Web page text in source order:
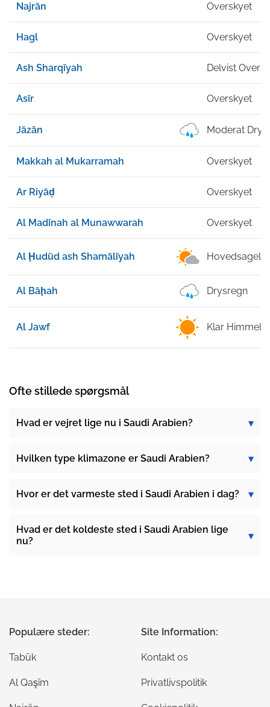
Najrān Overskyet
Hagl Overskyet
Ash Sharqīyah Delvist
Asīr Overskyet
Jāzān Moderat
Makkah al Mukarramah Overskyet
Ar Riyāḑ Overskyet
Al Madīnah al Munawwarah Overskyet
Al Ḩudūd ash Shamālīyah
Al Bāḩah Drysregn
Al Jawf Klar Himmel
Ofte stillede spørgsmål
Hvad er vejret lige nu i Saudi Arabien?
Hvilken type klimazone er Saudi Arabien?
Hvor er det varmeste sted i Saudi Arabien i dag?
Hvad er det koldeste sted i Saudi Arabien lige
nu?
Populære steder:
Tabūk
Al Qaşīm
Site Information:
Kontakt os
Privatlivspolitik